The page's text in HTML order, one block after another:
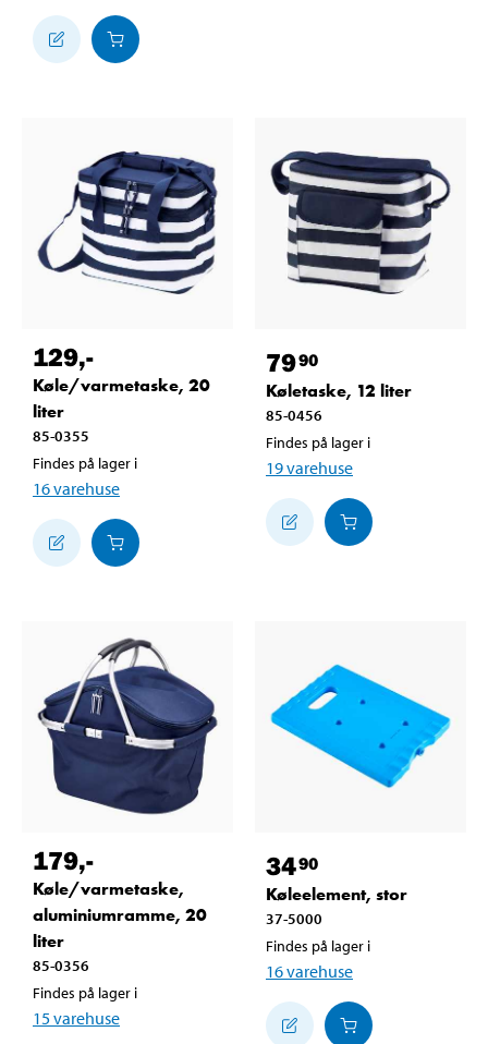
129,-
Køle/varmetaske, 20
liter
85-0355
Findes på lager i
16varehuse
7990
Køletaske, 12 liter
85-0456
Findes på lager i
19varehuse
179,-
Køle/varmetaske,
aluminiumramme, 20
liter
85-0356
Findes på lager i
15varehuse
3490
Køleelement, stor
37-5000
Findes på lager i
16varehuse